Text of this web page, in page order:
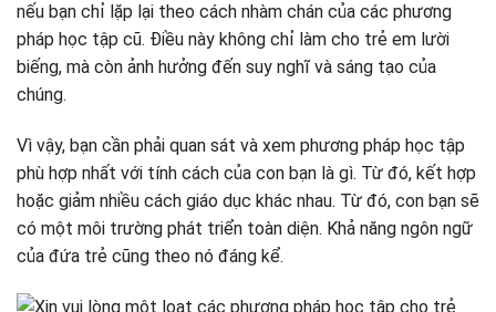
nếu bạn chỉ lặp lại theo cách nhàm chán của các phương
pháp học tập cũ. Điều này không chỉ làm cho trẻ em lười
biếng, mà còn ảnh hưởng đến suy nghĩ và sáng tạo của
chúng.
Vì vậy, bạn cần phải quan sát và xem phương pháp học tập
phù hợp nhất với tính cách của con bạn là gì. Từ đó, kết hợp
hoặc giảm nhiều cách giáo dục khác nhau. Từ đó, con bạn sẽ
có một môi trường phát triển toàn diện. Khả năng ngôn ngữ
của đứa trẻ cũng theo nó đáng kể.